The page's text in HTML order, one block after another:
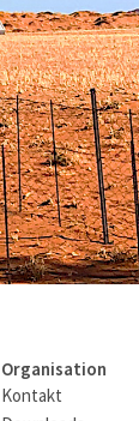
Organisation
Kontakt